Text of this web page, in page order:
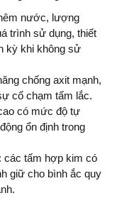
nước, lượng
trình sử dụng, thiết
kỳ khi không sử
chống axit mạnh,
cố chạm tấm lắc.
có mức độ tự
ổn định trong
: các tấm hợp kim có
giữ cho bình ắc quy